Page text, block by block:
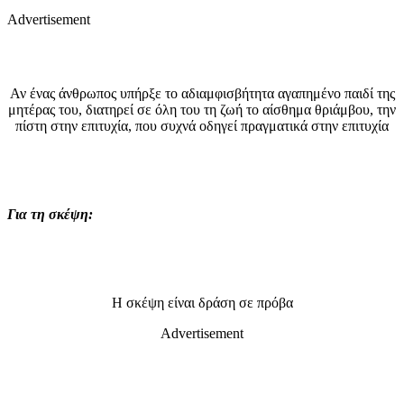
Advertisement
Αν ένας άνθρωπος υπήρξε το αδιαμφισβήτητα αγαπημένο παιδί της
μητέρας του, διατηρεί σε όλη του τη ζωή το αίσθημα θριάμβου, την
πίστη στην επιτυχία, που συχνά οδηγεί πραγματικά στην επιτυχία
Για τη σκέψη:
Η σκέψη είναι δράση σε πρόβα
Advertisement